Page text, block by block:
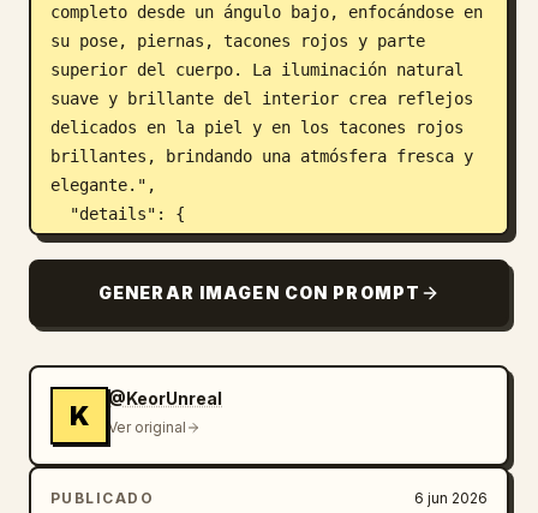
completo desde un ángulo bajo, enfocándose en
su pose, piernas, tacones rojos y parte
superior del cuerpo. La iluminación natural
suave y brillante del interior crea reflejos
delicados en la piel y en los tacones rojos
brillantes, brindando una atmósfera fresca y
elegante.",
    "woman": "Mujer atractiva de unos 20
cabello largo, liso y castaño claro,
expresión cálida y divertida.",
tacones de aguja rojos brillantes.",
    "environment": "Espacio interior moderno
con paredes claras, sofá y elementos
decorativos de plantas en el fondo.",
    "props": "Ninguno adicional."
GENERAR IMAGEN CON PROMPT
K
@KeorUnreal
Ver original
PUBLICADO 6 jun 2026